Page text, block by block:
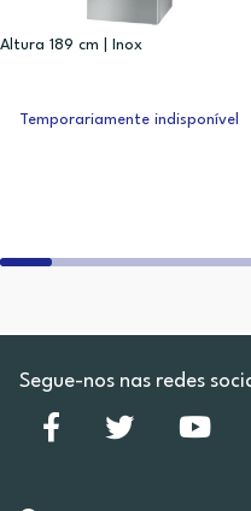
Altura 189 cm | Inox
Temporariamente indisponível
Segue-nos nas redes